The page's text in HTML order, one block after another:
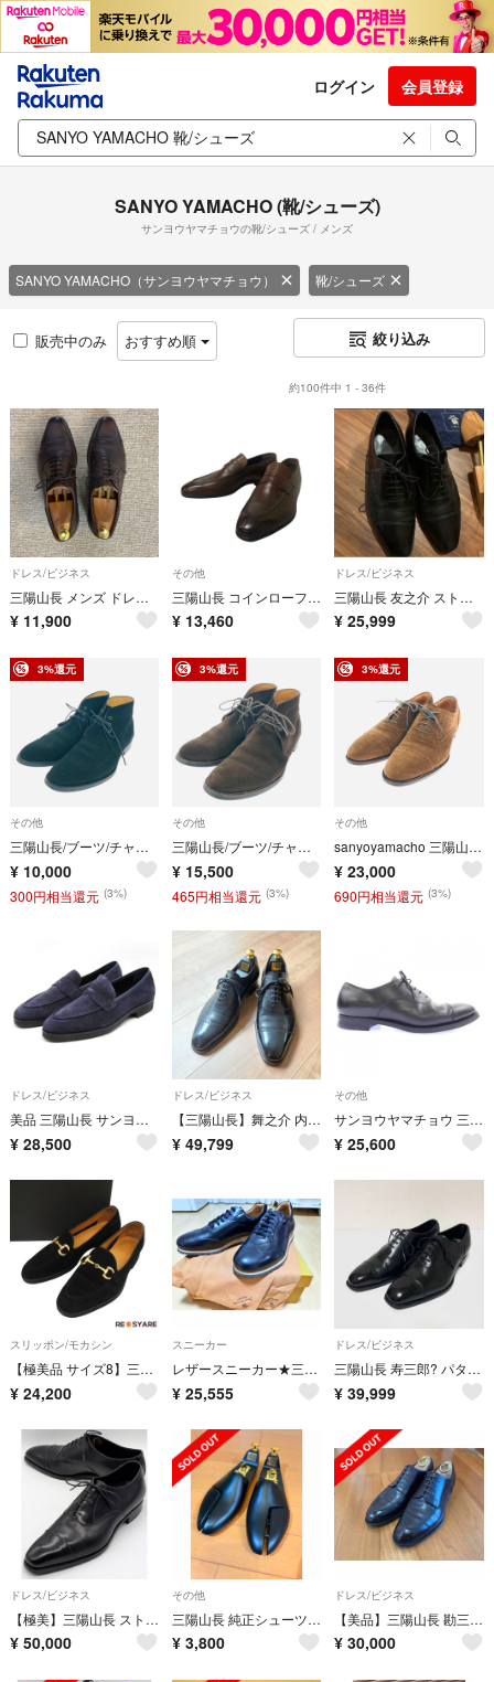
ログイン 会員登録
SANYO YAMACHO (靴/シューズ)
サンヨウヤマチョウの靴/シューズ / メンズ
SANYO YAMACHO（サンヨウヤマチョウ） 靴/シューズ
販売中のみ おすすめ順 絞り込み
約100件中 1 - 36件
ドレス/ビジネス
三陽山長 メンズ ドレスシューズ Q7415-201-59【シューツリー付き】
¥ 11,900
その他
三陽山長 コインローファー ブラウン メンズ サイズ42【AFC332】
¥ 13,460
ドレス/ビジネス
三陽山長 友之介 ストレートチップ シューツリー付き 6.5サイズ 24.5cm
¥ 25,999
3%還元
その他
三陽山長/ブーツ/チャッカブーツ/スエード/ブラック/ATM-WTR/メンズ/汚れ×スレ/7980/ALL
¥ 10,000
300円相当還元 (3%)
3%還元
その他
三陽山長/ブーツ/チャッカブーツ/スエード/ブラウン/ATM-WTR/メンズ/12800/ALL
¥ 15,500
465円相当還元 (3%)
3%還元
その他
sanyoyamacho 三陽山長 ビジネスシューズ 表記サイズ:27cm ストレートチップ/スエード ブラウン メンズ / 240001203293
¥ 23,000
690円相当還元 (3%)
ドレス/ビジネス
美品 三陽山長 サンヨウヤマチョウ 8 アンライニングローファー 悠弥 Q7418043 YUYA R2010Sラスト ネイビー スエード 18002208
¥ 28,500
ドレス/ビジネス
【三陽山長】舞之介 内羽根 R309 ホールカット クォーターブローグ サイズ8
¥ 49,799
その他
サンヨウヤマチョウ 三陽山長 シューズ
¥ 25,600
スリッポン/モカシン
【極美品 サイズ8】三陽山長《悠二/YUJI》アンライニング ビット ローファー 26cm スエード 黒 ブラック 箱付き 47791
¥ 24,200
スニーカー
レザースニーカー★三陽山長★未使用品
¥ 25,555
ドレス/ビジネス
三陽山長 寿三郎? パターンオーダー? レザーシューズ セミブローグ ブラック
¥ 39,999
ドレス/ビジネス
【極美】三陽山長 ストレートチップ 友之介 7.5【送料無料】
¥ 50,000
その他
三陽山長 純正シューツリー 旧タイプ26cm〜27cm
¥ 3,800
ドレス/ビジネス
【美品】三陽山長 勘三郎 US7.5 ダークブラウン
¥ 30,000